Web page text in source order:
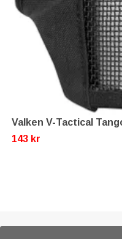
Valken V-Tactical
143 kr